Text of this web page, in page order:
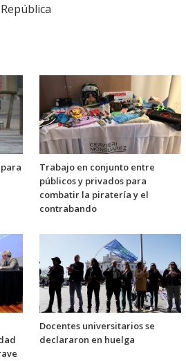
Trabajo en conjunto entre
públicos y privados para
combatir la piratería y el
contrabando
Docentes universitarios se
declararon en huelga